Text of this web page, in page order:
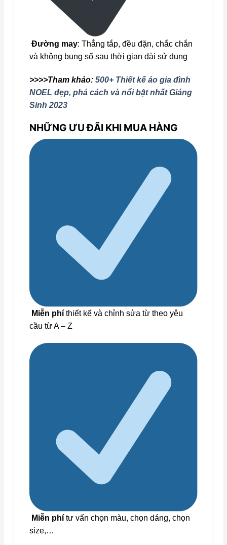
Đường may: Thẳng tắp, đều đặn, chắc chắn
và không bung sổ sau thời gian dài sử dụng
>>>>Tham khảo: 500+ Thiết kế áo gia đình
NOEL đẹp, phá cách và nổi bật nhất Giáng
Sinh 2023
NHỮNG ƯU ĐÃI KHI MUA HÀNG
Miễn phí thiết kế và chỉnh sửa từ theo yêu
cầu từ A – Z
Miễn phí tư vấn chọn màu, chọn dáng, chọn
size,…